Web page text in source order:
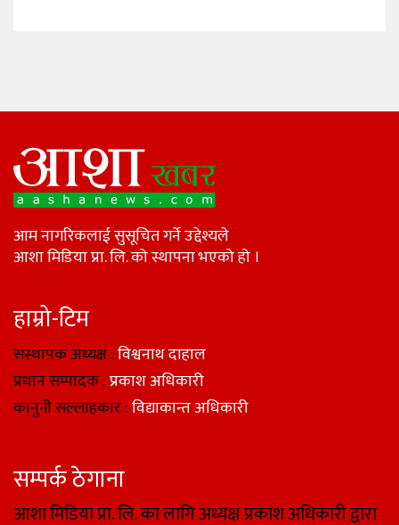
आम नागरिकलाई सुसूचित गर्ने उद्देश्यले
आशा मिडिया प्रा. लि. को स्थापना भएको हो ।
हाम्रो-टिम
संस्थापक अध्यक्ष :विश्वनाथ दाहाल
प्रधान सम्पादक :प्रकाश अधिकारी
कानुनी सल्लाहकार :विद्याकान्त अधिकारी
सम्पर्क ठेगाना
आशा मिडिया प्रा. लि. का लागि अध्यक्ष प्रकाश अधिकारी द्वारा